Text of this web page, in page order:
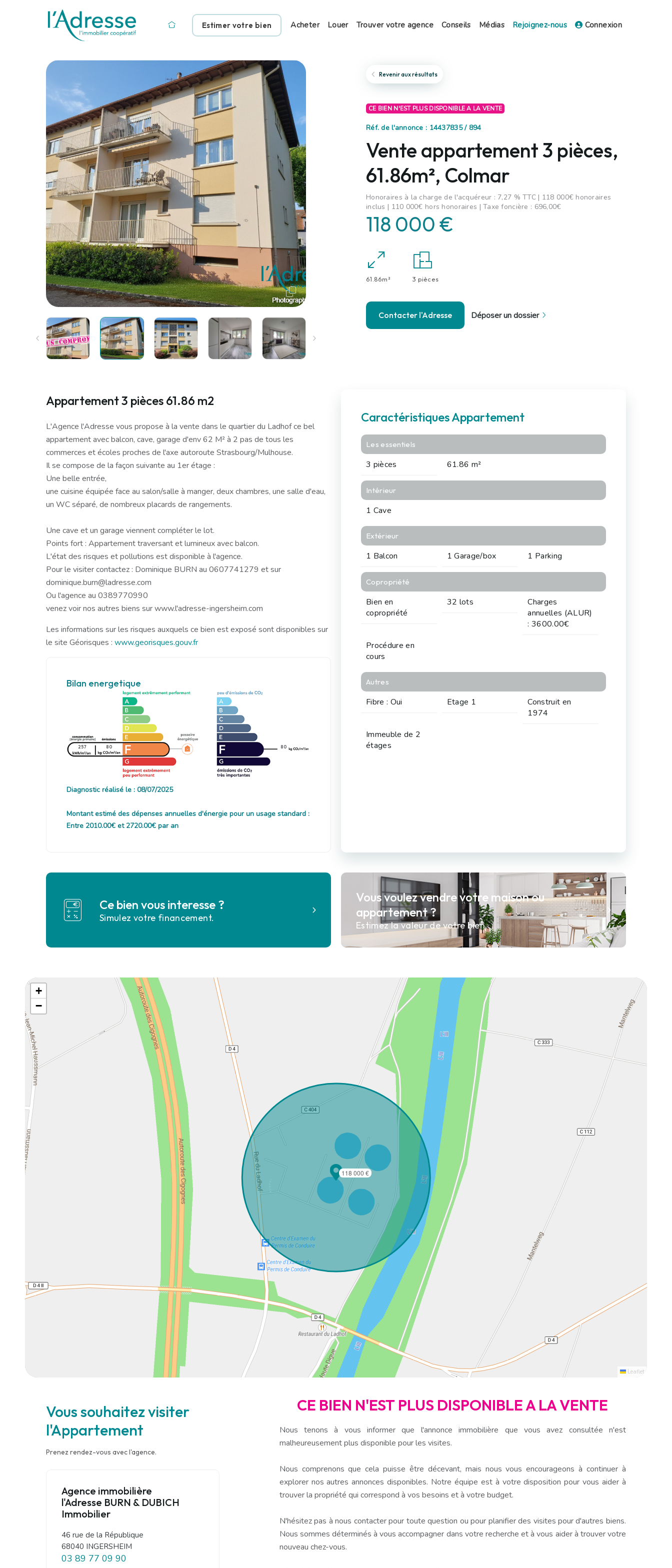
Estimer votre bien Acheter Louer Trouver votre agence Conseils Médias Rejoignez-nous Connexion
Revenir aux résultats
CE BIEN N'EST PLUS DISPONIBLE A LA VENTE
Réf. de l'annonce : 14437835 / 894
Vente appartement 3 pièces,
61.86m², Colmar
Honoraires à la charge de l'acquéreur : 7,27 % TTC | 118 000€ honoraires
inclus | 110 000€ hors honoraires | Taxe foncière : 696,00€
118 000 €
61.86m² 3 pièces
Contacter l'Adresse Déposer un dossier
Appartement 3 pièces 61.86 m2
L'Agence l'Adresse vous propose à la vente dans le quartier du Ladhof ce bel
appartement avec balcon, cave, garage d'env 62 M² à 2 pas de tous les
commerces et écoles proches de l'axe autoroute Strasbourg/Mulhouse.
Il se compose de la façon suivante au 1er étage :
Une belle entrée,
une cuisine équipée face au salon/salle à manger, deux chambres, une salle d'eau,
un WC séparé, de nombreux placards de rangements.
Une cave et un garage viennent compléter le lot.
Points fort : Appartement traversant et lumineux avec balcon.
L'état des risques et pollutions est disponible à l'agence.
Pour le visiter contactez : Dominique BURN au 0607741279 et sur
dominique.burn@ladresse.com
Ou l'agence au 0389770990
venez voir nos autres biens sur www.l'adresse-ingersheim.com
Les informations sur les risques auxquels ce bien est exposé sont disponibles sur
le site Géorisques : www.georisques.gouv.fr
Bilan energetique
257 80 80
Diagnostic réalisé le : 08/07/2025
Montant estimé des dépenses annuelles d'énergie pour un usage standard :
Entre 2010.00€ et 2720.00€ par an
Caractéristiques Appartement
Les essentiels
3 pièces 61.86 m²
Intérieur
1 Cave
Extérieur
1 Balcon 1 Garage/box 1 Parking
Copropriété
Bien en
copropriété
32 lots
Charges
annuelles (ALUR)
: 3600.00€
Procédure en
cours
Autres
Fibre : Oui Etage 1
Construit en
1974
Immeuble de 2
étages
Ce bien vous interesse ?
Simulez votre financement.
Vous voulez vendre votre maison ou
appartement ?
Estimez la valeur de votre bien.
118 000 €
+
−
Leaflet
Vous souhaitez visiter
l'Appartement
Prenez rendez-vous avec l'agence.
Agence immobilière
l'Adresse BURN & DUBICH
Immobilier
46 rue de la République
68040 INGERSHEIM
03 89 77 09 90
CE BIEN N'EST PLUS DISPONIBLE A LA VENTE
Nous tenons à vous informer que l'annonce immobilière que vous avez consultée n'est
malheureusement plus disponible pour les visites.
Nous comprenons que cela puisse être décevant, mais nous vous encourageons à continuer à
explorer nos autres annonces disponibles. Notre équipe est à votre disposition pour vous aider à
trouver la propriété qui correspond à vos besoins et à votre budget.
N'hésitez pas à nous contacter pour toute question ou pour planifier des visites pour d'autres biens.
Nous sommes déterminés à vous accompagner dans votre recherche et à vous aider à trouver votre
nouveau chez-vous.